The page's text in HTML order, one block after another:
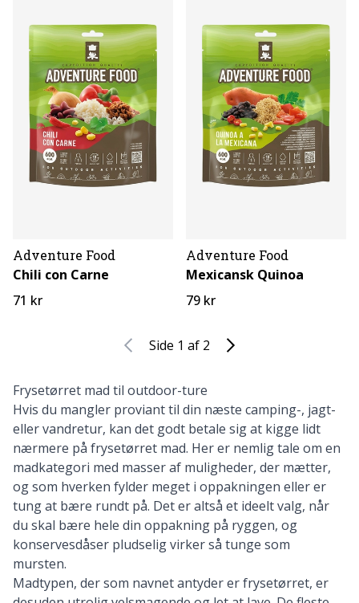
Adventure Food
Chili con Carne
71 kr
Adventure Food
Mexicansk Quinoa
79 kr
Side 1 af 2
Frysetørret mad til outdoor-ture
Hvis du mangler proviant til din næste camping-, jagt-
eller vandretur, kan det godt betale sig at kigge lidt
nærmere på frysetørret mad. Her er nemlig tale om en
madkategori med masser af muligheder, der mætter,
og som hverken fylder meget i oppakningen eller er
tung at bære rundt på. Det er altså et ideelt valg, når
du skal bære hele din oppakning på ryggen, og
konservesdåser pludselig virker så tunge som
mursten.
Madtypen, der som navnet antyder er frysetørret, er